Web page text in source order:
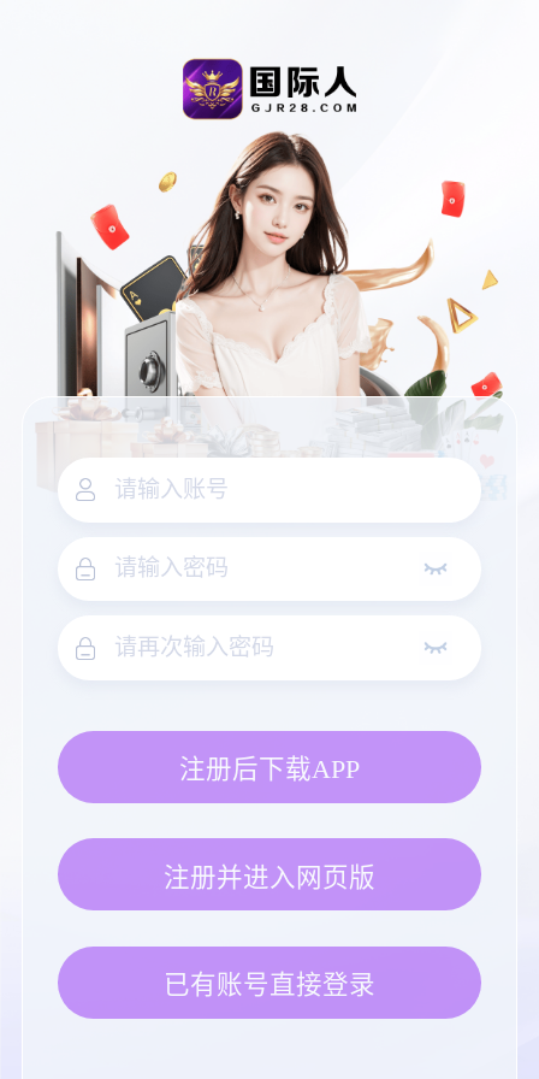
注册后下载APP
注册并进入网页版
已有账号直接登录